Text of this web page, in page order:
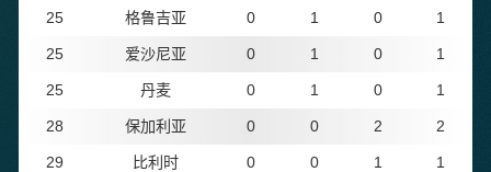
25 格鲁吉亚 0 1 0 1
25 爱沙尼亚 0 1 0 1
25 丹麦 0 1 0 1
28 保加利亚 0 0 2 2
29 比利时 0 0 1 1